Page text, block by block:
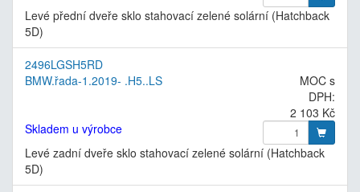
Levé přední dveře sklo stahovací zelené solární (Hatchback
5D)
2496LGSH5RD
BMW.řada-1.2019- .H5..LS
MOC s
DPH:
2 103 Kč
Skladem u výrobce
Levé zadní dveře sklo stahovací zelené solární (Hatchback
5D)